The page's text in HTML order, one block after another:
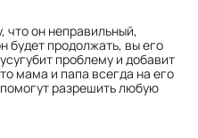
что он неправильный,
будет продолжать, вы его
проблему и добавит
мама и папа всегда на его
разрешить любую